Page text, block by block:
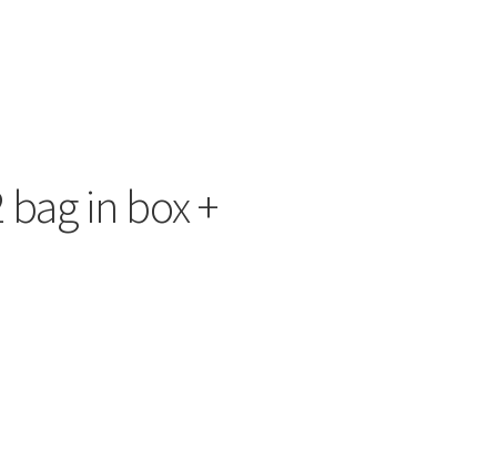
in box +